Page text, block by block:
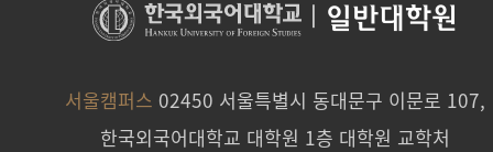
일반대학원
서울캠퍼스 02450 서울특별시 동대문구 이문로 107,
한국외국어대학교 대학원 1층 대학원 교학처